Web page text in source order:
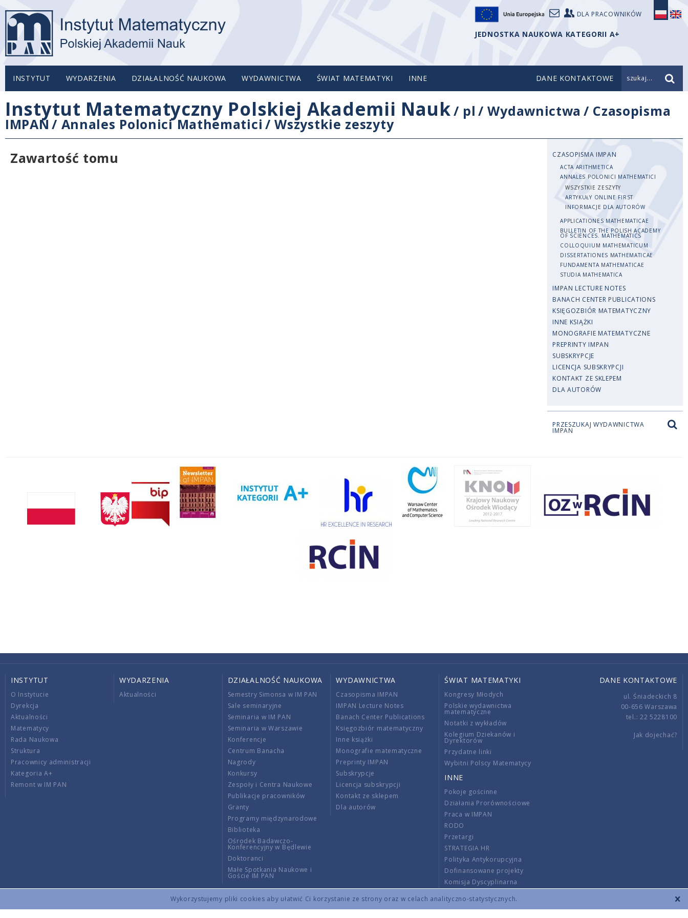
Wykorzystujemy pliki cookies aby ułatwić Ci korzystanie ze strony oraz w celach analityczno-statystycznych.
DLA PRACOWNIKÓW
JEDNOSTKA NAUKOWA KATEGORII A+
INSTYTUT WYDARZENIA DZIAŁALNOŚĆ NAUKOWA WYDAWNICTWA ŚWIAT MATEMATYKI INNE DANE KONTAKTOWE szukaj...
Instytut Matematyczny Polskiej Akademii Nauk/ pl /Wydawnictwa / Czasopisma
IMPAN / Annales Polonici Mathematici /Wszystkie zeszyty
Zawartość tomu
CZASOPISMA IMPAN
ACTA ARITHMETICA
ANNALES POLONICI MATHEMATICI
WSZYSTKIE ZESZYTY
ARTYKUŁY ONLINE FIRST
INFORMACJE DLA AUTORÓW
APPLICATIONES MATHEMATICAE
BULLETIN OF THE POLISH ACADEMY
OF SCIENCES. MATHEMATICS
COLLOQUIUM MATHEMATICUM
DISSERTATIONES MATHEMATICAE
FUNDAMENTA MATHEMATICAE
STUDIA MATHEMATICA
IMPAN LECTURE NOTES
BANACH CENTER PUBLICATIONS
KSIĘGOZBIÓR MATEMATYCZNY
INNE KSIĄŻKI
MONOGRAFIE MATEMATYCZNE
PREPRINTY IMPAN
SUBSKRYPCJE
LICENCJA SUBSKRYPCJI
KONTAKT ZE SKLEPEM
DLA AUTORÓW
PRZESZUKAJ WYDAWNICTWA
IMPAN
INSTYTUT
O Instytucie
Dyrekcja
Aktualności
Matematycy
Rada Naukowa
Struktura
Pracownicy administracji
Kategoria A+
Remont w IM PAN
WYDARZENIA
Aktualności
DZIAŁALNOŚĆ NAUKOWA
Semestry Simonsa w IM PAN
Sale seminaryjne
Seminaria w IM PAN
Seminaria w Warszawie
Konferencje
Centrum Banacha
Nagrody
Konkursy
Zespoły i Centra Naukowe
Publikacje pracowników
Granty
Programy międzynarodowe
Biblioteka
Ośrodek Badawczo-
Konferencyjny w Będlewie
Doktoranci
Małe Spotkania Naukowe i
Goście IM PAN
WYDAWNICTWA
Czasopisma IMPAN
IMPAN Lecture Notes
Banach Center Publications
Księgozbiór matematyczny
Inne książki
Monografie matematyczne
Preprinty IMPAN
Subskrypcje
Licencja subskrypcji
Kontakt ze sklepem
Dla autorów
ŚWIAT MATEMATYKI
Kongresy Młodych
Polskie wydawnictwa
matematyczne
Notatki z wykładów
Kolegium Dziekanów i
Dyrektorów
Przydatne linki
Wybitni Polscy Matematycy
INNE
Pokoje gościnne
Działania Prorównościowe
Praca w IMPAN
RODO
Przetargi
STRATEGIA HR
Polityka Antykorupcyjna
Dofinansowane projekty
Komisja Dyscyplinarna
Wnoszenie opłat
DANE KONTAKTOWE
ul. Śniadeckich 8
00-656 Warszawa
tel.: 22 5228100
Jak dojechać?